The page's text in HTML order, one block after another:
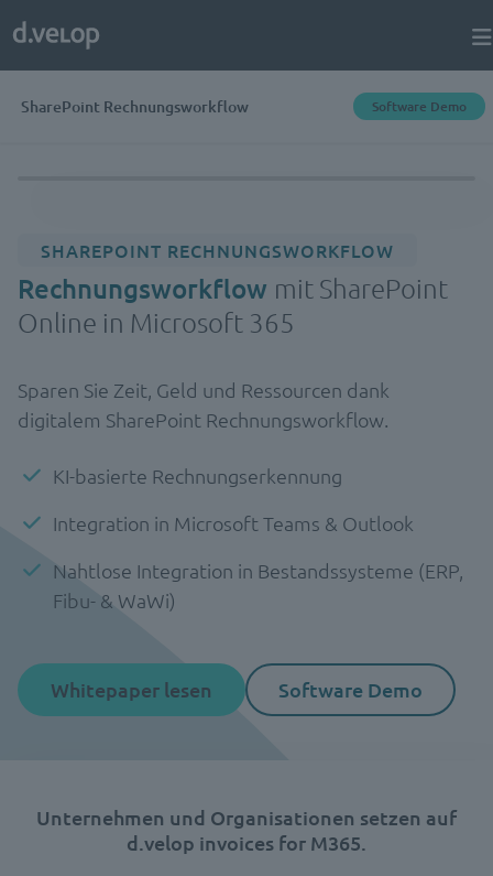
SharePoint Rechnungsworkflow Software Demo
SHAREPOINT RECHNUNGSWORKFLOW
Rechnungsworkflow mit SharePoint
Online in Microsoft 365
Sparen Sie Zeit, Geld und Ressourcen dank
digitalem SharePoint Rechnungsworkflow.
KI-basierte Rechnungserkennung
Integration in Microsoft Teams & Outlook
Nahtlose Integration in Bestandssysteme (ERP,
Fibu- & WaWi)
Whitepaper lesen Software Demo
Unternehmen und Organisationen setzen auf
d.velop invoices for M365.